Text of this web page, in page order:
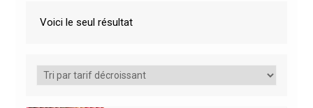
Voici le seul résultat